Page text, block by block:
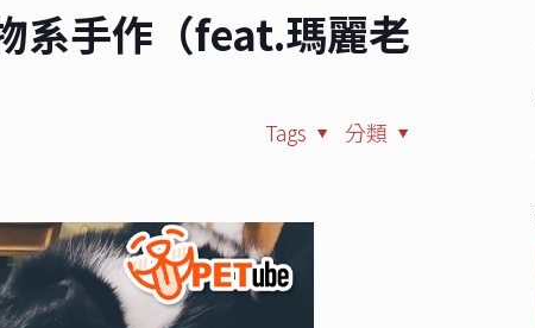
系手作（feat.瑪麗老
分類
Tags